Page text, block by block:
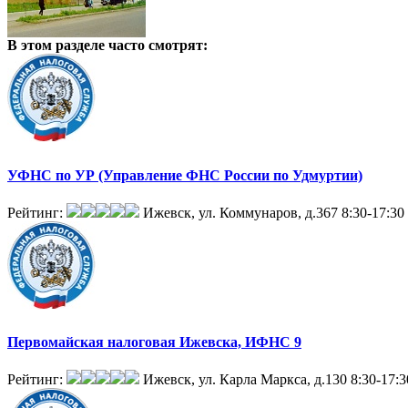
В этом разделе часто смотрят:
УФНС по УР (Управление ФНС России по Удмуртии)
Рейтинг: Ижевск, ул. Коммунаров, д.367 8:30-17:30
Первомайская налоговая Ижевска, ИФНС 9
Рейтинг: Ижевск, ул. Карла Маркса, д.130 8:30-